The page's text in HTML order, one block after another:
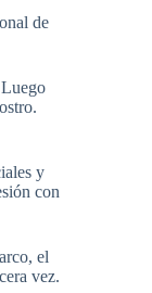
de
y
con
el
vez.